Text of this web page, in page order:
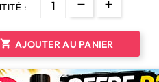
:
 AJOUTER AU PANIER